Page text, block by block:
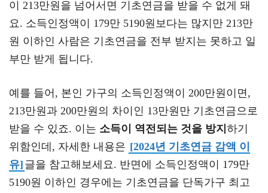
이 213만원을 넘어서면 기초연금을 받을 수 없게 돼
요. 소득인정액이 179만 5190원보다는 많지만 213만
원 이하인 사람은 기초연금을 전부 받지는 못하고 일
부만 받게 됩니다.
예를 들어, 본인 가구의 소득인정액이 200만원이면,
213만원과 200만원의 차이인 13만원만 기초연금으로
받을 수 있죠. 이는 소득이 역전되는 것을 방지 하기
위함인데, 자세한 내용은 [2024년 기초연금 감액 이
유] 글을 참고해보세요. 반면에 소득인정액이 179만
5190원 이하인 경우에는 기초연금을 단독가구 최고